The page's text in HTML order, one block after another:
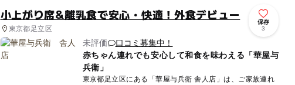
小上がり席&離乳食で安心・快適！外食デビュー
東京都足立区
保存
3
未評価
口コミ募集中！
赤ちゃん連れでも安心して和食を味わえる「華屋与
兵衛」
東京都足立区にある「華屋与兵衛 舎人店」は、ご家族連れ